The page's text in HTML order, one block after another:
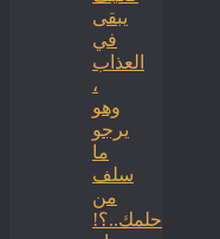
يبقى
في
العذاب
،
وهو
يرجو
ما
سلف
من
حلمك..؟!